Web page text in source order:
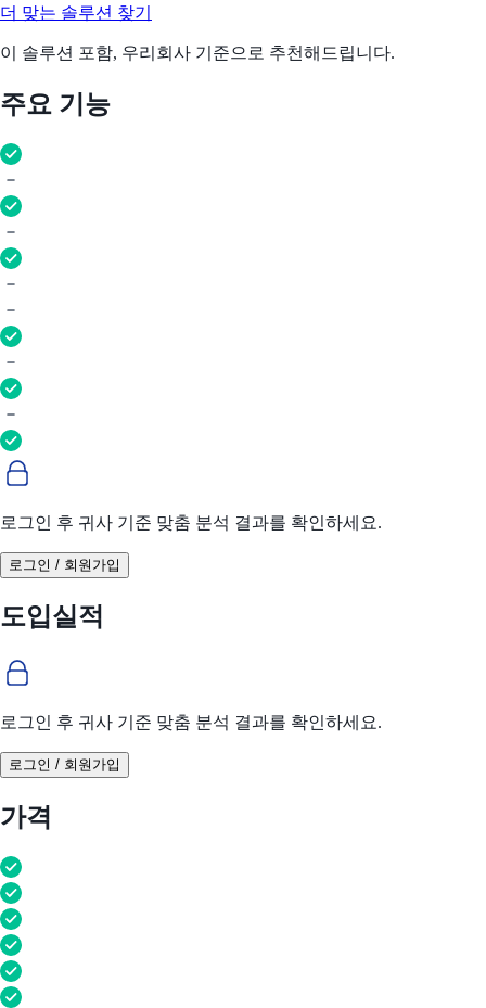
더 맞는 솔루션 찾기
이 솔루션 포함, 우리회사 기준으로 추천해드립니다.
주요 기능
로그인 후 귀사 기준 맞춤 분석 결과를 확인하세요.
로그인 / 회원가입
도입실적
로그인 후 귀사 기준 맞춤 분석 결과를 확인하세요.
로그인 / 회원가입
가격